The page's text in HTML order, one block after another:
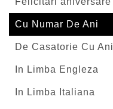
Cu Numar De Ani
De Casatorie Cu Ani
In Limba Engleza
In Limba Italiana